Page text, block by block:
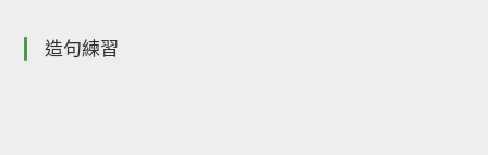
造句練習